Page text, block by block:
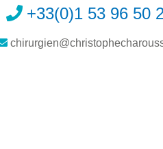
+33(0)1 53 96 50